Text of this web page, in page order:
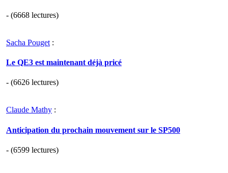
- (6668 lectures)
Sacha Pouget :
Le QE3 est maintenant déjà pricé
- (6626 lectures)
Claude Mathy :
Anticipation du prochain mouvement sur le SP500
- (6599 lectures)